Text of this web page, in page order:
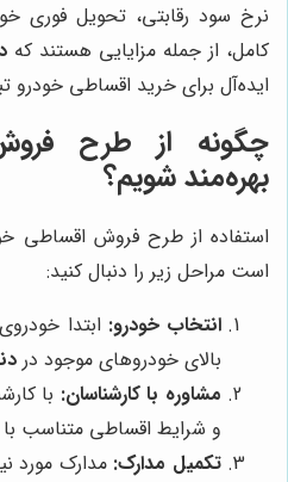
نرخ سود رقابتی، تحویل
کامل، از جمله مزایایی هستند که
ایده‌آل برای خرید اقساطی خودرو
چگونه از طرح
بهره‌مند شویم؟
استفاده از طرح فروش اقساطی
است مراحل زیر را دنبال کنید:
انتخاب خودرو: ابتدا
بالای خودروهای موجود در
مشاوره با کارشناسان: با
و شرایط اقساطی متناسب با
تکمیل مدارک: مدارک مورد